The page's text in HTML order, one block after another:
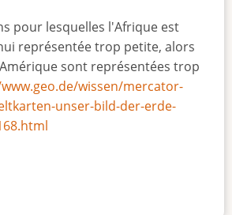
pour lesquelles l'Afrique est
représentée trop petite, alors
sont représentées trop
wissen/mercator-
unser-bild-der-erde-